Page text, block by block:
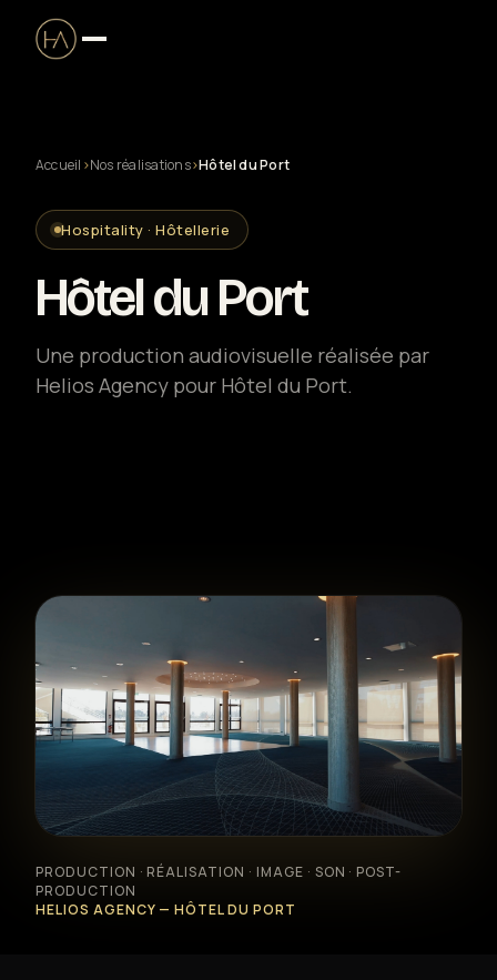
Production audiovisuelle
Clip musical
Captation live & streaming
Solutions entreprise
Animations événementielles
Création web & social
Location matériel
Réalisations
Accueil ›Nos réalisations›Hôtel du Port
Hospitality · Hôtellerie
Hôtel du Port
Une production audiovisuelle réalisée par
Helios Agency pour Hôtel du Port.
PRODUCTION · RÉALISATION · IMAGE · SON · POST-
PRODUCTION
HELIOS AGENCY — HÔTEL DU PORT